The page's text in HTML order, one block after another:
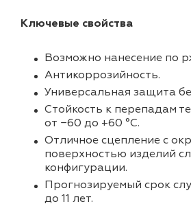
Ключевые свойства
Возможно нанесение по
Антикоррозийность.
Универсальная защита
Стойкость к перепадам
от −60 до +60 °С.
Отличное сцепление с
поверхностью изделий
конфигурации.
Прогнозируемый срок
до 11 лет.